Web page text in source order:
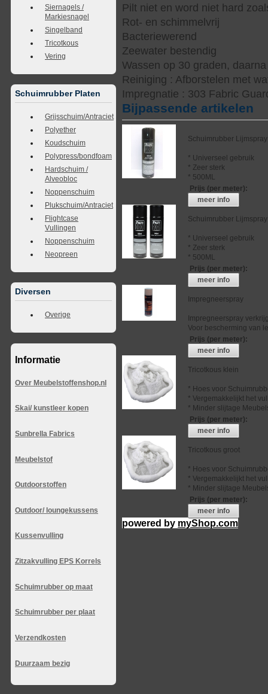
Siernagels /
Markiesnagel
Singelband
Tricotkous
Vering
Schuimrubber Platen
Grijsschuim/Antraciet
Polyether
Koudschuim
Polypress/bondfoam
Hardschuim /
Alveobloc
Noppenschuim
Plukschuim/Antraciet
Flightcase
Vullingen
Noppenschuim
Neopreen
Diversen
Overige
Informatie
Over Meubelstoffenshop.nl
Skai/ kunstleer kopen
Sunbrella Fabrics
Meubelstof
Outdoorstoffen
Outdoor/ loungekussens
Kussenvulling
Zitzakvulling EPS Korrels
Schuimrubber op maat
Schuimrubber per plaat
Verzendkosten
Duurzaam bezig
Pilt niet en word niet hard
Rot- en schimmelvrij
Bacteriewerend
Zeewater bestendig
Wassen op 30 graden,
Reiniging : Afborstelen met
Impregnatie : 303 Fabric
Bijpassende artikelen
Schuimrubber Lijmspray
* Universeel gebruik
* Zeer sterk
* 500ML
Prijs (per meter):
meer info
Schuimrubber
* Universeel gebruik
* Zeer sterk
* 500ML
Prijs (per meter):
meer info
Impregneerspray
Impregneerspray
Voor bescherming van
Prijs (per meter):
meer info
Tricotkous klein
* Hoes voor
* Vergemakkelijkt het
* Minder slijtage
Prijs (per meter):
meer info
Tricotkous groot
* Hoes voor
* Vergemakkelijkt het
* Minder slijtage
Prijs (per meter):
meer info
powered by myShop.com